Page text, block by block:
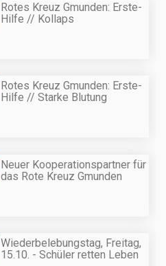
Rotes Kreuz Gmunden: Erste-
Hilfe // Kollaps
Rotes Kreuz Gmunden: Erste-
Hilfe // Starke Blutung
Neuer Kooperationspartner für
das Rote Kreuz Gmunden
Wiederbelebungstag, Freitag,
15.10. - Schüler retten Leben